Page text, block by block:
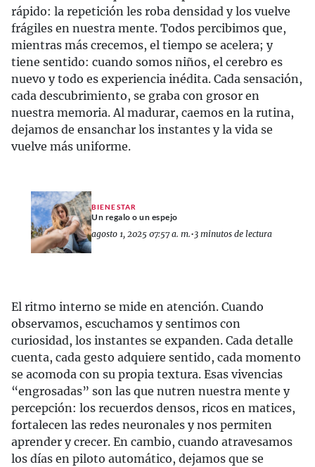
rápido: la repetición les roba densidad y los vuelve
frágiles en nuestra mente. Todos percibimos que,
mientras más crecemos, el tiempo se acelera; y
tiene sentido: cuando somos niños, el cerebro es
nuevo y todo es experiencia inédita. Cada sensación,
cada descubrimiento, se graba con grosor en
nuestra memoria. Al madurar, caemos en la rutina,
dejamos de ensanchar los instantes y la vida se
vuelve más uniforme.
BIENESTAR
Un regalo o un espejo
agosto 1, 2025 07:57 a. m.•3 minutos de lectura
El ritmo interno se mide en atención. Cuando
observamos, escuchamos y sentimos con
curiosidad, los instantes se expanden. Cada detalle
cuenta, cada gesto adquiere sentido, cada momento
se acomoda con su propia textura. Esas vivencias
“engrosadas” son las que nutren nuestra mente y
percepción: los recuerdos densos, ricos en matices,
fortalecen las redes neuronales y nos permiten
aprender y crecer. En cambio, cuando atravesamos
los días en piloto automático, dejamos que se